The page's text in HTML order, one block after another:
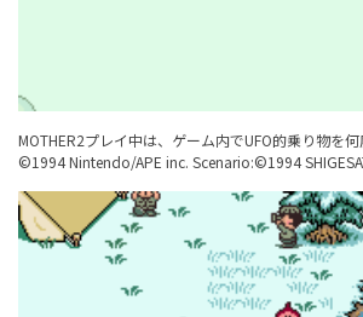
MOTHER2プレイ中は、ゲーム内でUFO的乗り物を何
©1994 Nintendo/APE inc. Scenario:©1994